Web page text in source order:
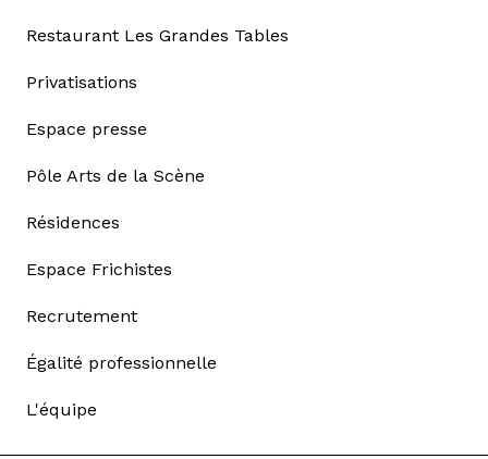
Restaurant Les Grandes Tables
Privatisations
Espace presse
Pôle Arts de la Scène
Résidences
Espace Frichistes
Recrutement
Égalité professionnelle
L'équipe